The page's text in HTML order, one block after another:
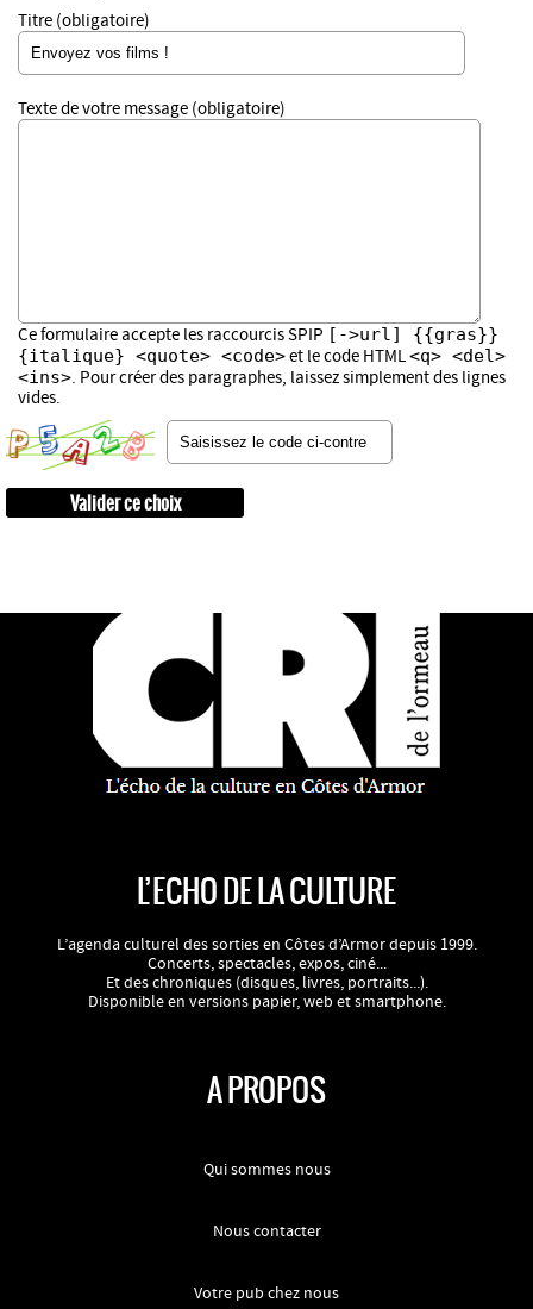
Titre (obligatoire)
Texte de votre message (obligatoire)
Ce formulaire accepte les raccourcis SPIP [->url] {{gras}}
{italique} <quote> <code>et le code HTML<q> <del>
<ins>. Pour créer des paragraphes, laissez simplement des lignes
vides.
L’ECHO DE LA CULTURE
L’agenda culturel des sorties en Côtes d’Armor depuis 1999.
Concerts, spectacles, expos, ciné...
Et des chroniques (disques, livres, portraits...).
Disponible en versions papier, web et smartphone.
A PROPOS
Qui sommes nous
Nous contacter
Votre pub chez nous